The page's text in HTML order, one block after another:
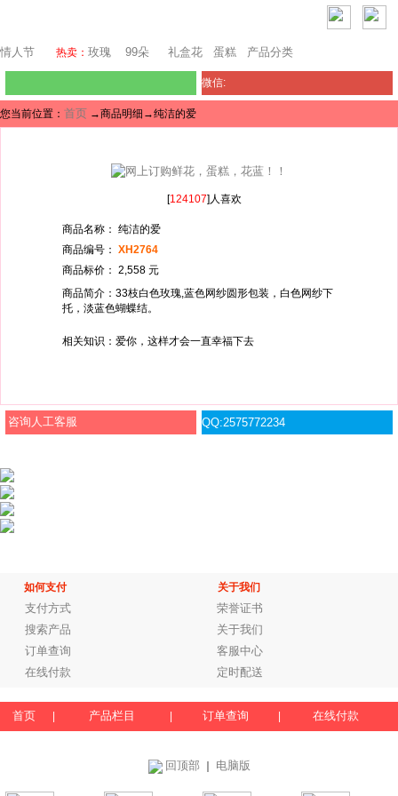
情人节 热卖： 玫瑰 99朵 礼盒花 蛋糕 产品分类
微信:
您当前位置： 首页 →商品明细→纯洁的爱
[124107]人喜欢
商品名称： 纯洁的爱
商品编号： XH2764
商品标价： 2,558 元
商品简介：33枝白色玫瑰,蓝色网纱圆形包装，白色网纱下
托，淡蓝色蝴蝶结。
相关知识：爱你，这样才会一直幸福下去
咨询人工客服 QQ:2575772234
如何支付 关于我们
支付方式
荣誉证书
搜索产品
关于我们
订单查询
客服中心
在线付款
定时配送
首页 产品栏目 订单查询 在线付款
回顶部 电脑版